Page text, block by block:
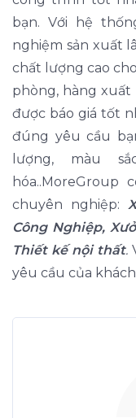
bạn. Với hệ
nghiệm sản xuất
chất lượng cao
phòng, hàng xuất
được báo giá tốt
đúng yêu cầu
lượng, màu
chuyên nghiệp:
Công Nghiệp,
Thiết kế nội thất.
yêu cầu của